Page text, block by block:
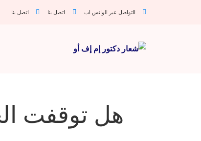
التواصل عبر الواتس اب اتصل بنا اتصل بنا
هل توقفت